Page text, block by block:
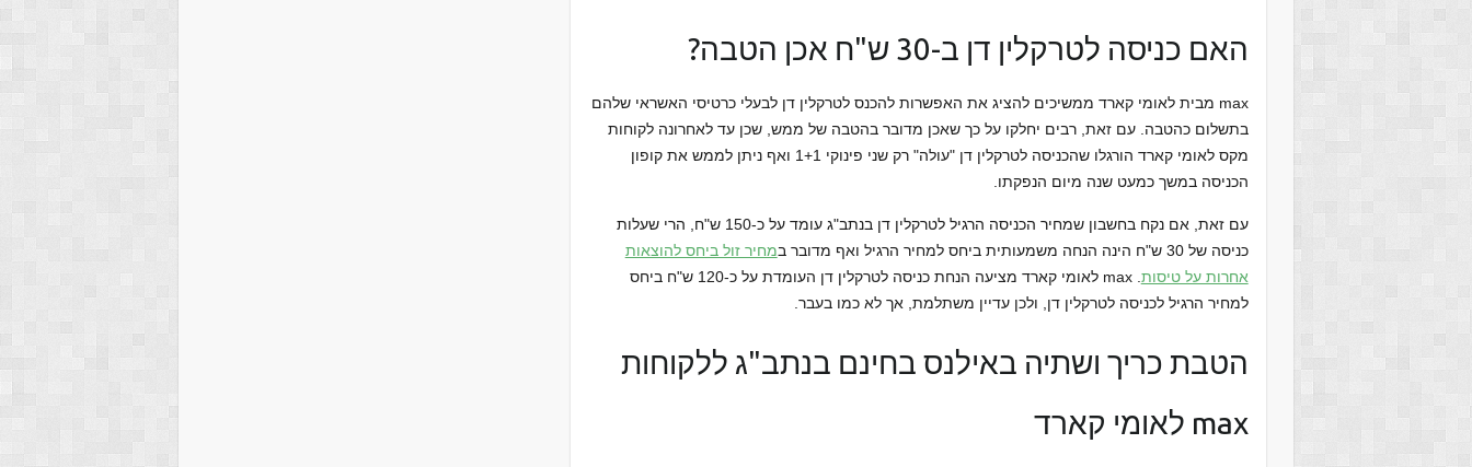
האם כניסה לטרקלין דן ב-30 ש"ח אכן הטבה?
max מבית לאומי קארד ממשיכים להציג את האפשרות להכנס לטרקלין דן לבעלי כרטיסי האשראי שלהם
בתשלום כהטבה. עם זאת, רבים יחלקו על כך שאכן מדובר בהטבה של ממש, שכן עד לאחרונה לקוחות
מקס לאומי קארד הורגלו שהכניסה לטרקלין דן "עולה" רק שני פינוקי 1+1 ואף ניתן לממש את קופון
הכניסה במשך כמעט שנה מיום הנפקתו.
עם זאת, אם נקח בחשבון שמחיר הכניסה הרגיל לטרקלין דן בנתב"ג עומד על כ-150 ש"ח, הרי שעלות
כניסה של 30 ש"ח הינה הנחה משמעותית ביחס למחיר הרגיל ואף מדובר ב
מחיר זול ביחס להוצאות
אחרות על טיסות
. max לאומי קארד מציעה הנחת כניסה לטרקלין דן העומדת על כ-120 ש"ח ביחס
למחיר הרגיל לכניסה לטרקלין דן, ולכן עדיין משתלמת, אך לא כמו בעבר.
הטבת כריך ושתיה באילנס בחינם בנתב"ג ללקוחות
max לאומי קארד